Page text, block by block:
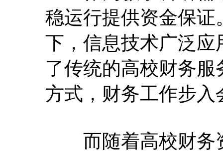
稳运行提供资金保
下，信息技术广泛
了传统的高校财务
方式，财务工作步
而随着高校财务